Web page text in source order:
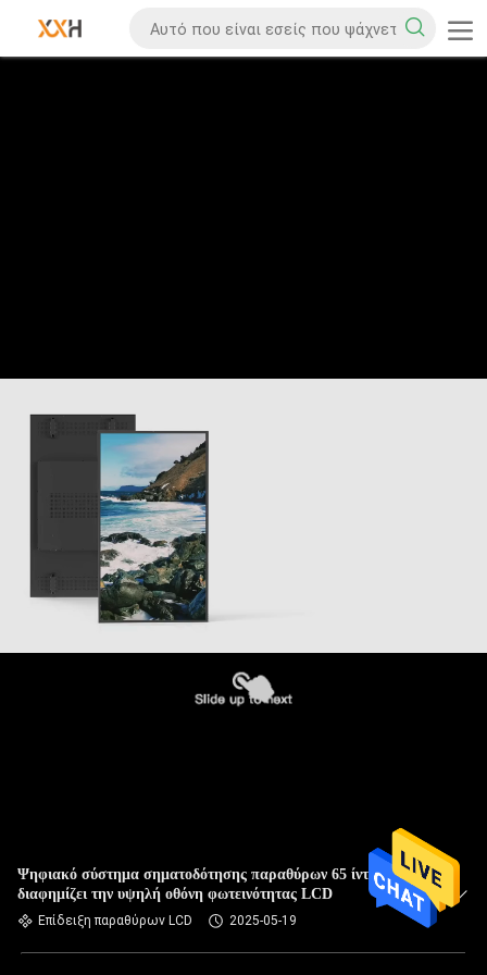
Ψηφιακό σύστημα σηματοδότησης παραθύρων 65 ίντσας που
διαφημίζει την υψηλή οθόνη φωτεινότητας LCD
Επίδειξη παραθύρων LCD 2025-05-19